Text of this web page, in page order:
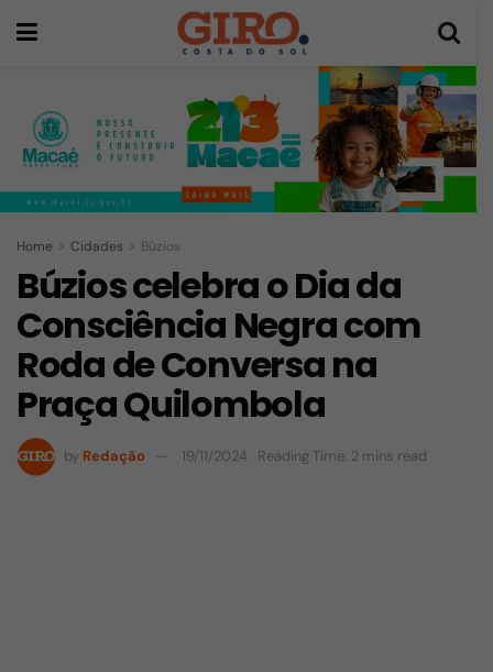
Home Cidades Búzios
Búzios celebra o Dia da
Consciência Negra com
Roda de Conversa na
Praça Quilombola
by Redação 19/11/2024 Reading Time: 2 mins read